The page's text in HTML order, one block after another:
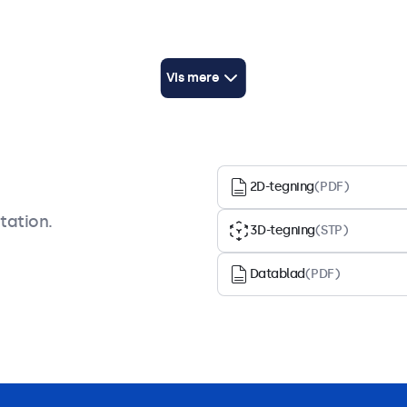
Vis mere
2D-tegning(PDF)
3D-tegning(STP)
Datablad(PDF)